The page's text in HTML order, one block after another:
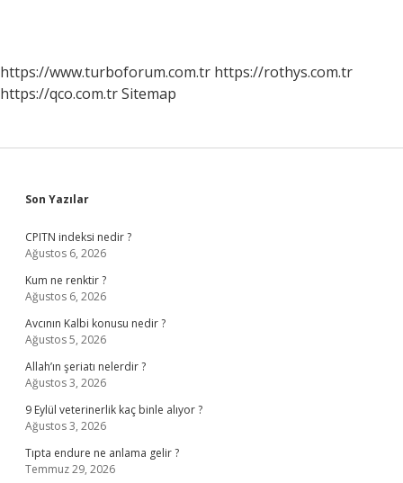
https://www.turboforum.com.tr https://rothys.com.tr
https://qco.com.trSitemap
Sidebar
Son Yazılar
CPITN indeksi nedir ?
Ağustos 6, 2026
Kum ne renktir ?
Ağustos 6, 2026
Avcının Kalbi konusu nedir ?
Ağustos 5, 2026
Allah’ın şeriatı nelerdir ?
Ağustos 3, 2026
9 Eylül veterinerlik kaç binle alıyor ?
Ağustos 3, 2026
Tıpta endure ne anlama gelir ?
Temmuz 29, 2026